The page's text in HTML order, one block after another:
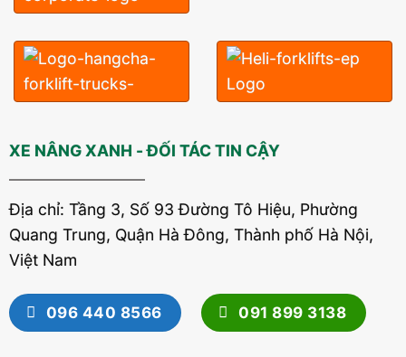
XE NÂNG XANH - ĐỐI TÁC TIN CẬY
Địa chỉ: Tầng 3, Số 93 Đường Tô Hiệu, Phường
Quang Trung, Quận Hà Đông, Thành phố Hà Nội,
Việt Nam
096 440 8566 091 899 3138